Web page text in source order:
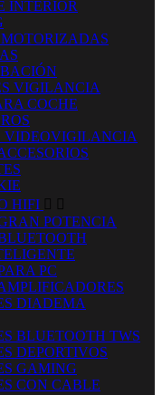
INTERIOR
VIGILANCIA
COCHE
VIDEOVIGILANCIA
HIFI  
POTENCIA
PC
DIADEMA
BLUETOOTH TWS
DEPORTIVOS
GAMING
CON CABLE